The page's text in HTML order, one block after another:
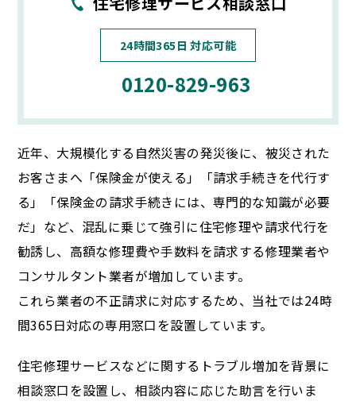
24時間365日 対応可能
0120-829-963
近年、大規模化する自然災害の発災後に、被災された
お客さまへ「保険金が使える」「請求手続きを代行す
る」「保険金の請求手続きには、専門的な知識が必要
だ」など、混乱に乗じて強引に住宅修理や請求代行を
勧誘し、高額な修理費や手数料を請求する修理業者や
コンサルタント業者が増加しています。
これら業者の不正請求に対応するため、当社では24時
間365日対応の専用窓口を設置しています。
住宅修理サービスなどに関するトラブル増加を背景に
相談窓口を設置し、相談内容に応じた助言を行いま